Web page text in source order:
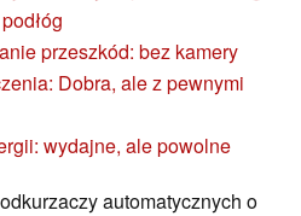
przeszkód: bez kamery
Dobra, ale z pewnymi
wydajne, ale powolne
automatycznych o